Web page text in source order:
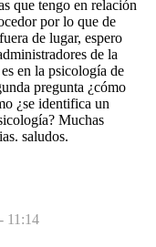
que tengo en relación
por lo que de
de lugar, espero
de la
en la psicología de
pregunta ¿cómo
¿se identifica un
Muchas
saludos.
11:14